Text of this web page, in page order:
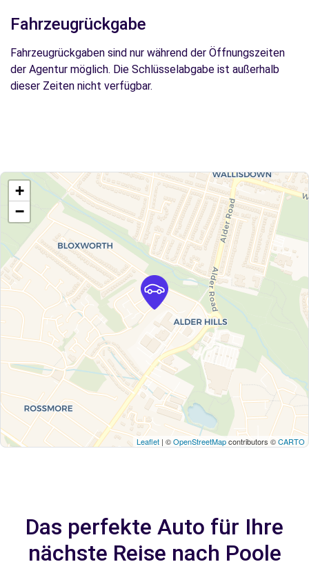
Fahrzeugrückgabe
Fahrzeugrückgaben sind nur während der Öffnungszeiten
der Agentur möglich. Die Schlüsselabgabe ist außerhalb
dieser Zeiten nicht verfügbar.
+
−
Leaflet | ©OpenStreetMapcontributors ©CARTO
Das perfekte Auto für Ihre
nächste Reise nach Poole